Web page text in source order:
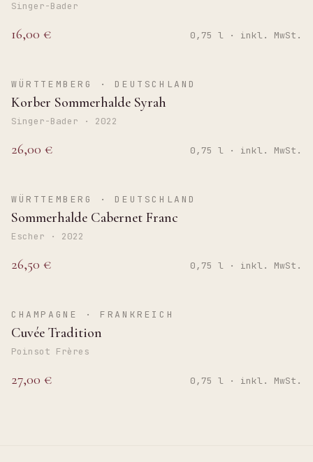
Singer-Bader
16,00 € 0,75 l · inkl. MwSt.
TROCKEN
WÜRTTEMBERG · DEUTSCHLAND
Korber Sommerhalde Syrah
Singer-Bader · 2022
26,00 € 0,75 l · inkl. MwSt.
TROCKEN
WÜRTTEMBERG · DEUTSCHLAND
Sommerhalde Cabernet Franc
Escher · 2022
26,50 € 0,75 l · inkl. MwSt.
BRUT
CHAMPAGNE · FRANKREICH
Cuvée Tradition
Poinsot Frères
27,00 € 0,75 l · inkl. MwSt.